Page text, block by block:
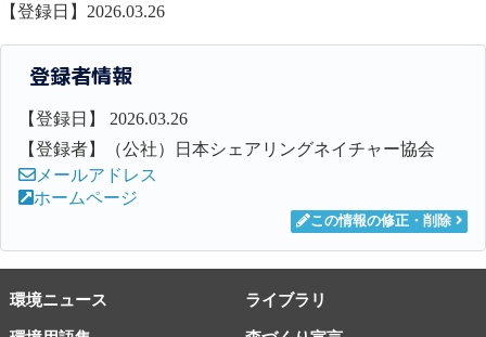
【登録日】2026.03.26
登録者情報
【登録日】 2026.03.26
【登録者】（公社）日本シェアリングネイチャー協会
メールアドレス
ホームページ
この情報の修正・削除
環境ニュース ライブラリ